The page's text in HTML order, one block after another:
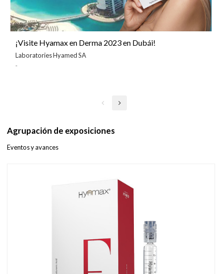
¡Visite Hyamax en Derma 2023 en Dubái!
Laboratories Hyamed SA
-
Agrupación de exposiciones
Eventos y avances